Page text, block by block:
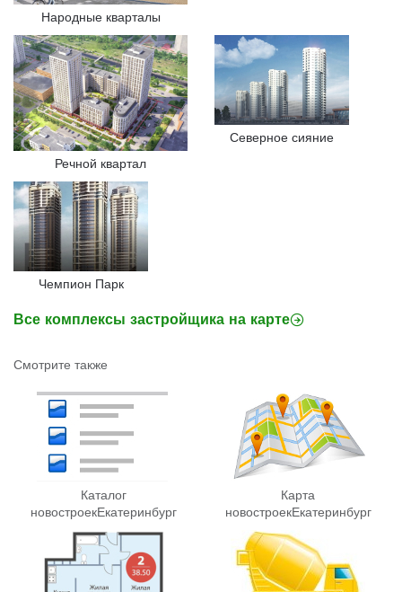
Народные кварталы
Речной квартал
Северное сияние
Чемпион Парк
Все комплексы застройщика на карте
Смотрите также
Каталог
новостроекЕкатеринбург
Карта
новостроекЕкатеринбург